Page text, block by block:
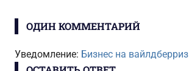
ОДИН КОММЕНТАРИЙ
Уведомление: Бизнес на вайлдберриз